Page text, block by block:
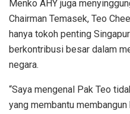
Menko AHY juga
Chairman Temasek, Teo
hanya tokoh penting
berkontribusi besar dalam
negara.
“Saya mengenal Pak Teo
yang membantu